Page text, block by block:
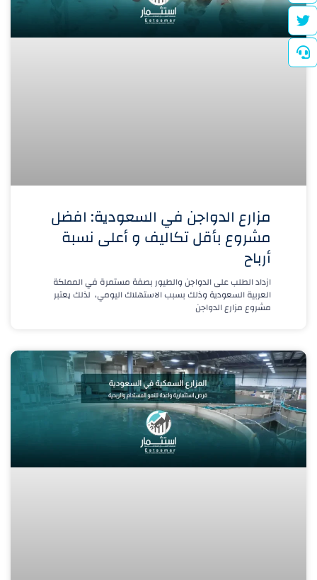
مزارع الدواجن في السعودية: افضل
مشروع بأقل تكاليف و أعلى نسبة
أرباح
ازداد الطلب على الدواجن والطيور بصفة مستمرة في المملكة
العربية السعودية وذلك بسبب الاستهلاك اليومي، لذلك يعتبر
مشروع مزارع الدواجن